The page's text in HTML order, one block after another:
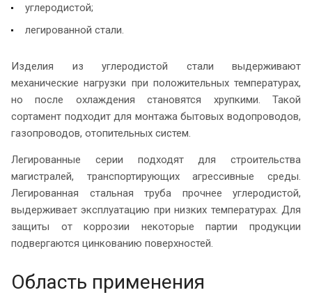
углеродистой;
легированной стали.
Изделия из углеродистой стали выдерживают
механические нагрузки при положительных температурах,
но после охлаждения становятся хрупкими. Такой
сортамент подходит для монтажа бытовых водопроводов,
газопроводов, отопительных систем.
Легированные серии подходят для строительства
магистралей, транспортирующих агрессивные среды.
Легированная стальная труба прочнее углеродистой,
выдерживает эксплуатацию при низких температурах. Для
защиты от коррозии некоторые партии продукции
подвергаются цинкованию поверхностей.
Область применения